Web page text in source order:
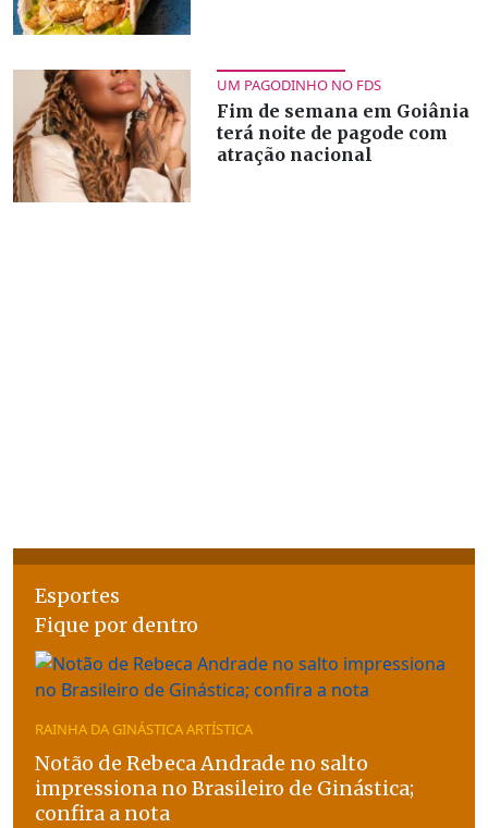
UM PAGODINHO NO FDS
Fim de semana em Goiânia
terá noite de pagode com
atração nacional
Esportes
Fique por dentro
RAINHA DA GINÁSTICA ARTÍSTICA
Notão de Rebeca Andrade no salto
impressiona no Brasileiro de Ginástica;
confira a nota